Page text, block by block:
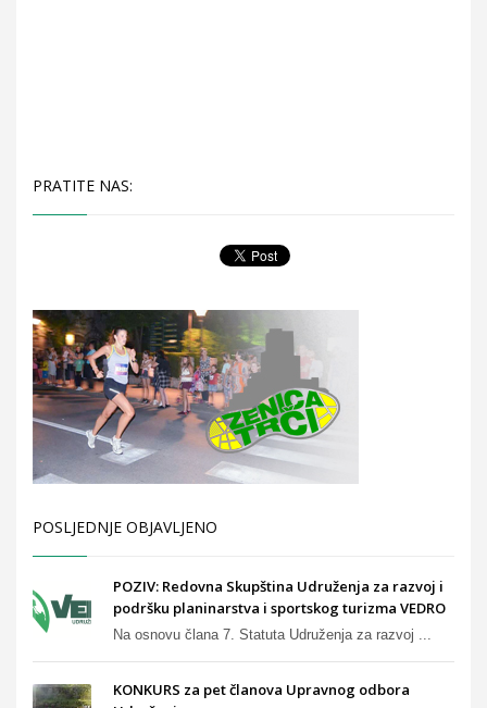
PRATITE NAS:
POSLJEDNJE OBJAVLJENO
POZIV: Redovna Skupština Udruženja za razvoj i
podršku planinarstva i sportskog turizma VEDRO
Na osnovu člana 7. Statuta Udruženja za razvoj ...
KONKURS za pet članova Upravnog odbora